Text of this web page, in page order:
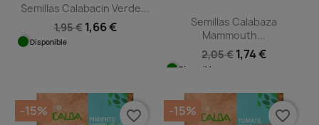
Semillas Calabacin Verde...
1,95 € 1,66 €
Disponible
Semillas Calabaza
Mammouth...
2,05 € 1,74 €
Disponible
-15% favorite_border -15% favorite_border